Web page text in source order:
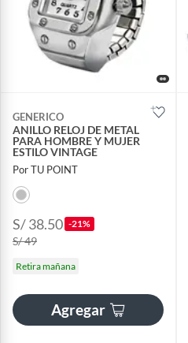
GENERICO
ANILLO RELOJ DE METAL
PARA HOMBRE Y MUJER
ESTILO VINTAGE
Por TU POINT
S/ 38.50 -21%
S/ 49
Retira mañana
Agregar